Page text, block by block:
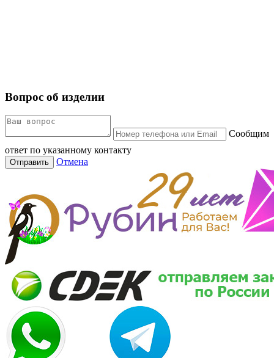
Вопрос об изделии
Сообщим
ответ по указанному контакту
Отправить Отмена